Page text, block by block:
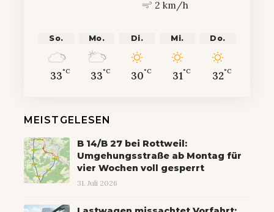
2 km/h
So.
33°C
Mo.
33°C
Di.
30°C
Mi.
31°C
Do.
32°C
MEISTGELESEN
B 14/B 27 bei Rottweil:
Umgehungsstraße ab Montag für
vier Wochen voll gesperrt
31. Juli 2026